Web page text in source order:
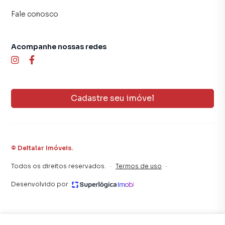
Fale conosco
Cadastre seu imóvel
Acompanhe nossas redes
© Deltalar Imóveis.
Todos os direitos reservados. · Termos de uso ·
Desenvolvido por